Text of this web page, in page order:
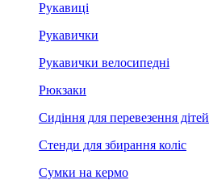
Рукавиці
Рукавички
Рукавички велосипедні
Рюкзаки
Сидіння для перевезення дітей
Стенди для збирання коліс
Сумки на кермо